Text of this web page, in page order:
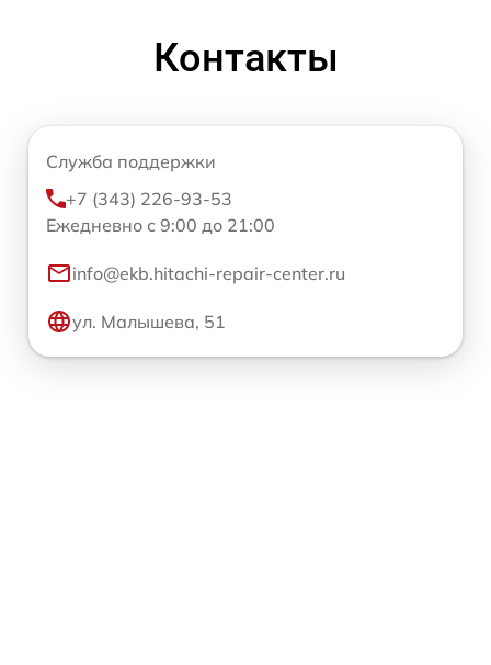
Контакты
Служба поддержки
+7 (343) 226-93-53
Ежедневно с 9:00 до 21:00
info@ekb.hitachi-repair-center.ru
ул. Малышева, 51